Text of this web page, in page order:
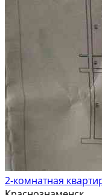
2-комнатная